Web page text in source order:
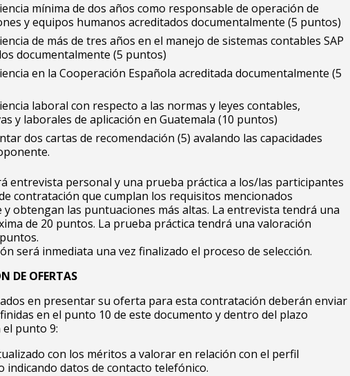
mínima de dos años como responsable de operación de
y equipos humanos acreditados documentalmente (5 puntos)
de más de tres años en el manejo de sistemas contables SAP
documentalmente (5 puntos)
en la Cooperación Española acreditada documentalmente (5
laboral con respecto a las normas y leyes contables,
y laborales de aplicación en Guatemala (10 puntos)
dos cartas de recomendación (5) avalando las capacidades
entrevista personal y una prueba práctica a los/las participantes
contratación que cumplan los requisitos mencionados
obtengan las puntuaciones más altas. La entrevista tendrá una
de 20 puntos. La prueba práctica tendrá una valoración
será inmediata una vez finalizado el proceso de selección.
DE OFERTAS
en presentar su oferta para esta contratación deberán enviar
en el punto 10 de este documento y dentro del plazo
punto 9:
con los méritos a valorar en relación con el perfil
indicando datos de contacto telefónico.